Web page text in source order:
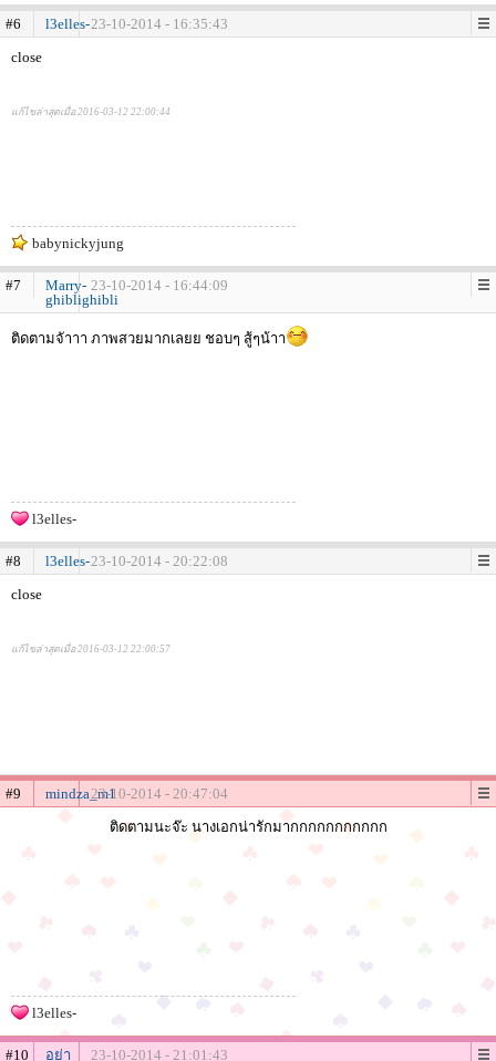
#6 l3elles-23-10-2014 - 16:35:43
close
แก้ไขล่าสุดเมื่อ 2016-03-12 22:00:44
babynickyjung
#7
Marry-
ghiblighibli
23-10-2014 - 16:44:09
ติดตามจัาาา ภาพสวยมากเลยย ชอบๆ สู้ๆน้าา
l3elles-
#8 l3elles-23-10-2014 - 20:22:08
close
แก้ไขล่าสุดเมื่อ 2016-03-12 22:00:57
#9 mindza_m123-10-2014 - 20:47:04
ติดตามนะจ๊ะ นางเอกน่ารักมากกกกกกกกกกก
l3elles-
#10 อย่า 23-10-2014 - 21:01:43